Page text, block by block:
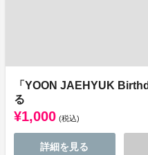
「YOON JAEHYUK
る
¥1,000 (税込)
詳細を見る